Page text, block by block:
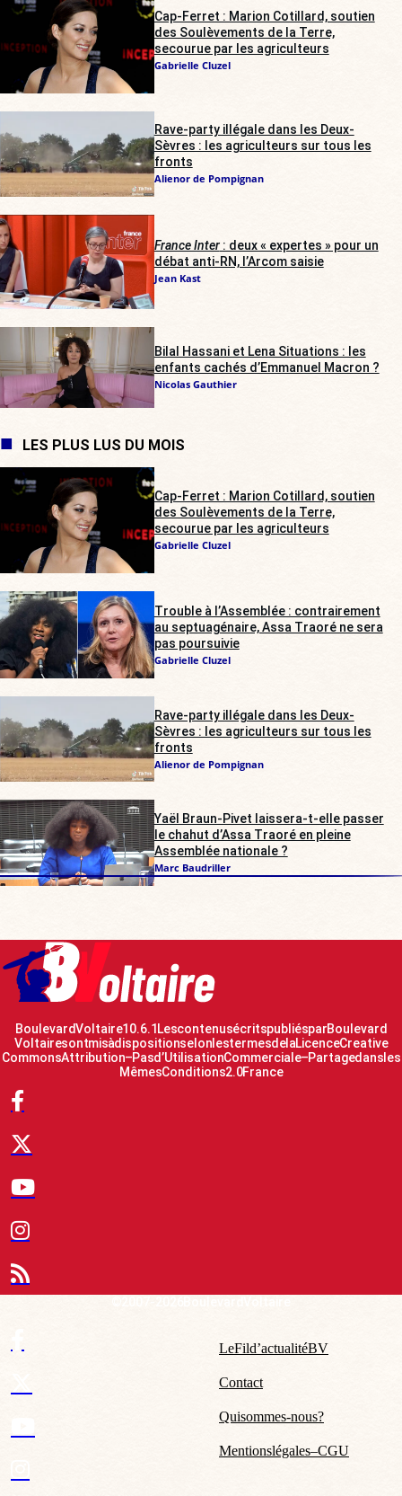
Cap-Ferret : Marion Cotillard, soutien
des Soulèvements de la Terre,
secourue par les agriculteurs
Gabrielle Cluzel
Rave-party illégale dans les Deux-
Sèvres : les agriculteurs sur tous les
fronts
Alienor de Pompignan
France Inter: deux « expertes » pour un
débat anti-RN, l’Arcom saisie
Jean Kast
Bilal Hassani et Lena Situations : les
enfants cachés d’Emmanuel Macron ?
Nicolas Gauthier
LES PLUS LUS DU MOIS
Cap-Ferret : Marion Cotillard, soutien
des Soulèvements de la Terre,
secourue par les agriculteurs
Gabrielle Cluzel
Trouble à l’Assemblée : contrairement
au septuagénaire, Assa Traoré ne sera
pas poursuivie
Gabrielle Cluzel
Rave-party illégale dans les Deux-
Sèvres : les agriculteurs sur tous les
fronts
Alienor de Pompignan
Yaël Braun-Pivet laissera-t-elle passer
le chahut d’Assa Traoré en pleine
Assemblée nationale ?
Marc Baudriller
Boulevard Voltaire 10.6.1 Les contenus écrits publiés par Boulevard
Voltaire sont mis à disposition selon les termes de la Licence Creative
Commons Attribution – Pas d’Utilisation Commerciale – Partage dans les
Mêmes Conditions 2.0 France
Le Fil d’actualité BV
Contact
Qui sommes-nous ?
Mentions légales – CGU